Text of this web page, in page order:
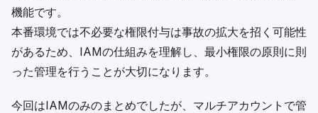
機能です。
本番環境では不必要な権限付与は事故の拡大を招く可能性
があるため、IAMの仕組みを理解し、最小権限の原則に則
った管理を行うことが大切になります。
今回はIAMのみのまとめでしたが、マルチアカウントで管